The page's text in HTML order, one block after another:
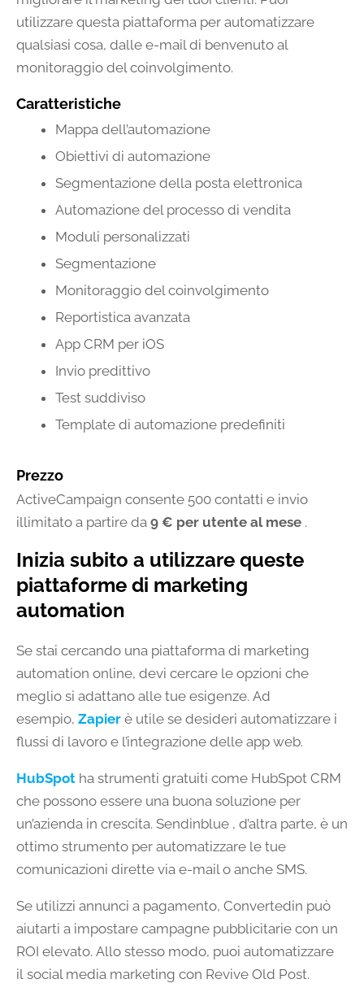
utilizzare questa piattaforma per automatizzare
qualsiasi cosa, dalle e-mail di benvenuto al
monitoraggio del coinvolgimento.
Caratteristiche
Mappa dell’automazione
Obiettivi di automazione
Segmentazione della posta elettronica
Automazione del processo di vendita
Moduli personalizzati
Segmentazione
Monitoraggio del coinvolgimento
Reportistica avanzata
App CRM per iOS
Invio predittivo
Test suddiviso
Template di automazione predefiniti
Prezzo
ActiveCampaign consente 500 contatti e invio
illimitato a partire da 9 € per utente al mese .
Inizia subito a utilizzare queste
piattaforme di marketing
automation
Se stai cercando una piattaforma di marketing
automation online, devi cercare le opzioni che
meglio si adattano alle tue esigenze. Ad
esempio, Zapier è utile se desideri automatizzare i
flussi di lavoro e l’integrazione delle app web.
HubSpot ha strumenti gratuiti come HubSpot CRM
che possono essere una buona soluzione per
un’azienda in crescita. Sendinblue , d’altra parte, è un
ottimo strumento per automatizzare le tue
comunicazioni dirette via e-mail o anche SMS.
Se utilizzi annunci a pagamento, Convertedin può
aiutarti a impostare campagne pubblicitarie con un
ROI elevato. Allo stesso modo, puoi automatizzare
il social media marketing con Revive Old Post.